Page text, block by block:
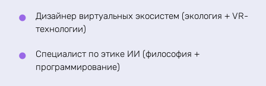
Дизайнер виртуальных экосистем (экология + VR-
технологии)
Специалист по этике ИИ (философия +
программирование)